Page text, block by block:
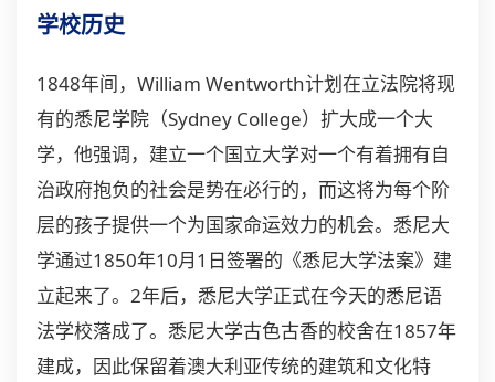
学校历史
1848年间，William Wentworth计划在立法院将现
有的悉尼学院（Sydney College）扩大成一个大
学，他强调，建立一个国立大学对一个有着拥有自
治政府抱负的社会是势在必行的，而这将为每个阶
层的孩子提供一个为国家命运效力的机会。悉尼大
学通过1850年10月1日签署的《悉尼大学法案》建
立起来了。2年后，悉尼大学正式在今天的悉尼语
法学校落成了。悉尼大学古色古香的校舍在1857年
建成，因此保留着澳大利亚传统的建筑和文化特